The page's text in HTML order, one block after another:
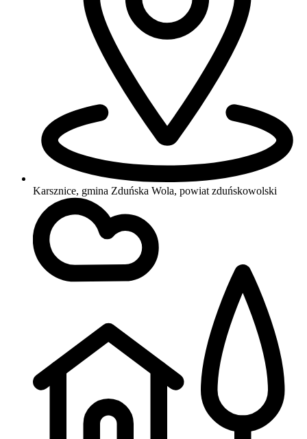
Karsznice, gmina Zduńska Wola, powiat zduńskowolski